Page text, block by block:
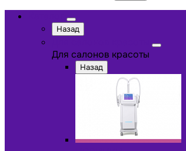
Назад
Для салонов красоты
Назад